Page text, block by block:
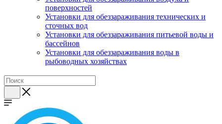
поверхностей
Установки для обеззараживания технических и
сточных вод
Установки для обеззараживания питьевой воды и
бассейнов
Установки для обеззараживания воды в
рыбоводных хозяйствах